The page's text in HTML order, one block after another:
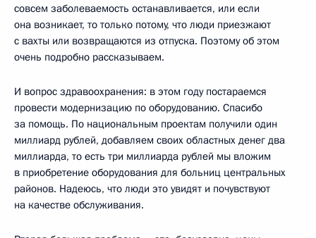
совсем заболеваемость останавливается, или если
она возникает, то только потому, что люди приезжают
с вахты или возвращаются из отпуска. Поэтому об этом
очень подробно рассказываем.
И вопрос здравоохранения: в этом году постараемся
провести модернизацию по оборудованию. Спасибо
за помощь. По национальным проектам получили один
миллиард рублей, добавляем своих областных денег два
миллиарда, то есть три миллиарда рублей мы вложим
в приобретение оборудования для больниц центральных
районов. Надеюсь, что люди это увидят и почувствуют
на качестве обслуживания.